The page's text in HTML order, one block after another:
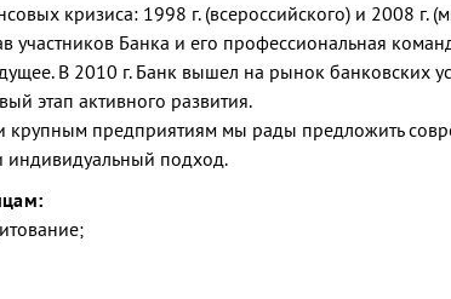
кризиса: 1998 г. (всероссийского) и 2008 г.
участников Банка и его профессиональная
В 2010 г. Банк вышел на рынок банковских
этап активного развития.
предприятиям мы рады предложить
индивидуальный подход.